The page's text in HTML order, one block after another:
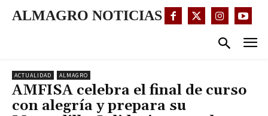
ALMAGRO NOTICIAS
ACTUALIDAD ALMAGRO
AMFISA celebra el final de curso
con alegría y prepara su